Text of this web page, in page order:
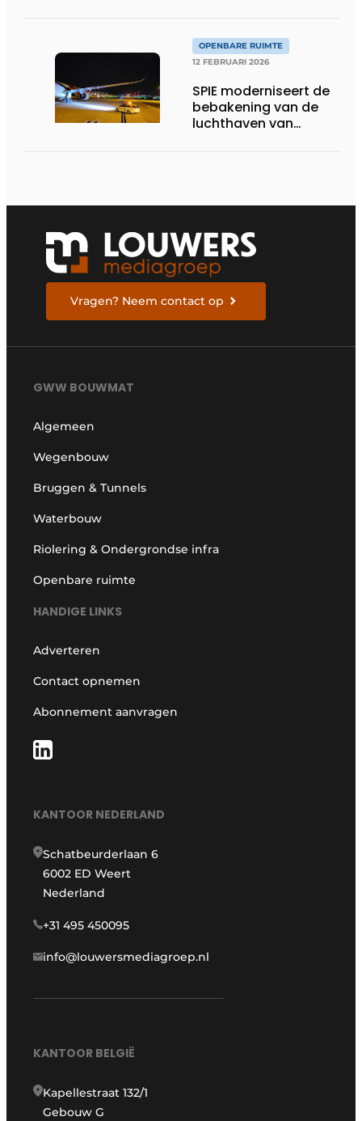
in Canada
OPENBARE RUIMTE
12 FEBRUARI 2026
SPIE moderniseert de
bebakening van de
luchthaven van
Vragen? Neem contact op
GWW BOUWMAT
Algemeen
Wegenbouw
Bruggen & Tunnels
Waterbouw
Riolering & Ondergrondse infra
Openbare ruimte
HANDIGE LINKS
Adverteren
Contact opnemen
Abonnement aanvragen
KANTOOR NEDERLAND
Schatbeurderlaan 6
6002 ED Weert
Nederland
+31 495 450095
info@louwersmediagroep.nl
KANTOOR BELGIË
Kapellestraat 132/1
Gebouw G